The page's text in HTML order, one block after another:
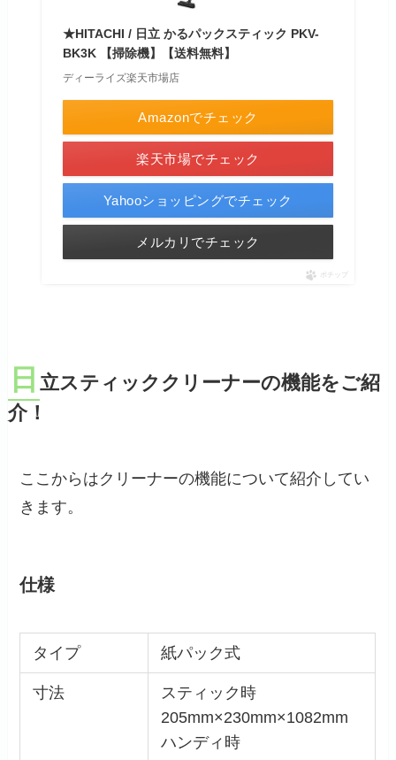
★HITACHI / 日立 かるパックスティック PKV-
BK3K 【掃除機】【送料無料】
ディーライズ楽天市場店
Amazonでチェック
楽天市場でチェック
Yahooショッピングでチェック
メルカリでチェック
ポチップ
日 立スティッククリーナーの機能をご紹
介！
ここからはクリーナーの機能について紹介してい
きます。
仕様
タイプ 紙パック式
寸法
スティック時
205mm×230mm×1082mm
ハンディ時